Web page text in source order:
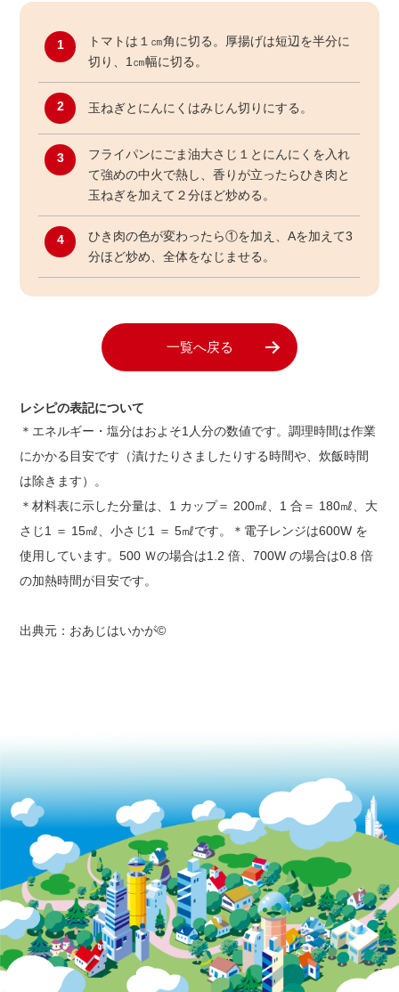
1
トマトは１㎝角に切る。厚揚げは短辺を半分に
切り、1㎝幅に切る。
2 玉ねぎとにんにくはみじん切りにする。
3
フライパンにごま油大さじ１とにんにくを入れ
て強めの中火で熱し、香りが立ったらひき肉と
玉ねぎを加えて２分ほど炒める。
4
ひき肉の色が変わったら①を加え、Aを加えて3
分ほど炒め、全体をなじませる。
一覧へ戻る
レシピの表記について
＊エネルギー・塩分はおよそ1人分の数値です。調理時間は作業
にかかる目安です（漬けたりさましたりする時間や、炊飯時間
は除きます）。
＊材料表に示した分量は、1 カップ＝ 200㎖、1 合＝ 180㎖、大
さじ1 ＝ 15㎖、小さじ1 ＝ 5㎖です。＊電子レンジは600W を
使用しています。500 Ｗの場合は1.2 倍、700W の場合は0.8 倍
の加熱時間が目安です。
出典元：おあじはいかが©